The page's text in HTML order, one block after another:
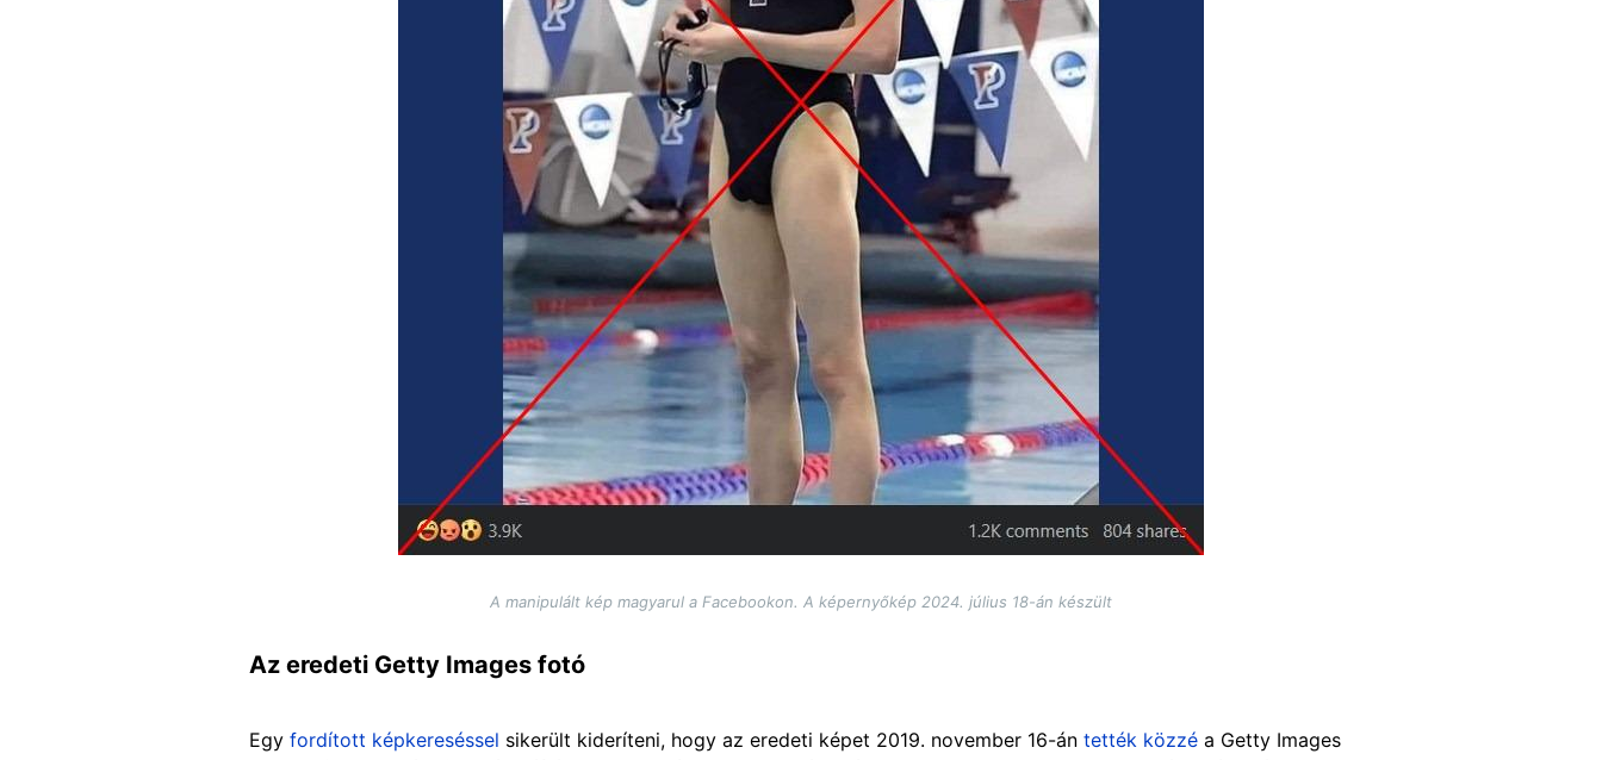
A manipulált kép magyarul a Facebookon. A képernyőkép 2024. július 18-án készült
Az eredeti Getty Images fotó
Egy fordított képkereséssel sikerült kideríteni, hogy az eredeti képet 2019. november 16-án tették közzé a Getty Images